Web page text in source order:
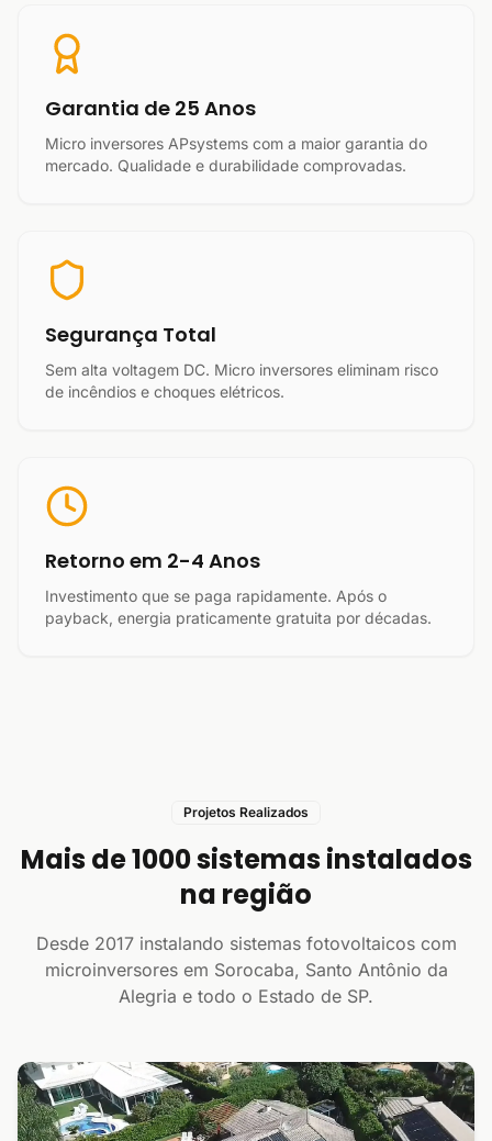
Garantia de 25 Anos
Micro inversores APsystems com a maior garantia do
mercado. Qualidade e durabilidade comprovadas.
Segurança Total
Sem alta voltagem DC. Micro inversores eliminam risco
de incêndios e choques elétricos.
Retorno em 2-4 Anos
Investimento que se paga rapidamente. Após o
payback, energia praticamente gratuita por décadas.
Projetos Realizados
Mais de 1000 sistemas instalados
na região
Desde 2017 instalando sistemas fotovoltaicos com
microinversores em Sorocaba, Santo Antônio da
Alegria e todo o Estado de SP.